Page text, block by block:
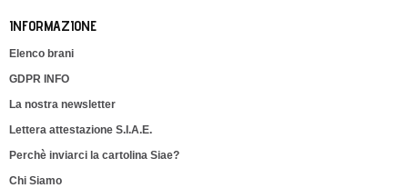
INFORMAZIONE
Elenco brani
GDPR INFO
La nostra newsletter
Lettera attestazione S.I.A.E.
Perchè inviarci la cartolina Siae?
Chi Siamo